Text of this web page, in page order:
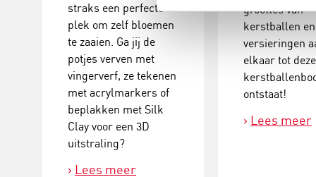
straks een perfecte
plek om zelf bloemen
te zaaien. Ga jij de
potjes verven met
vingerverf, ze tekenen
met acrylmarkers of
beplakken met Silk
Clay voor een 3D
uitstraling?
Lees meer
groottes van
kerstballen en
versieringen
elkaar tot
ontstaat!
Lees meer